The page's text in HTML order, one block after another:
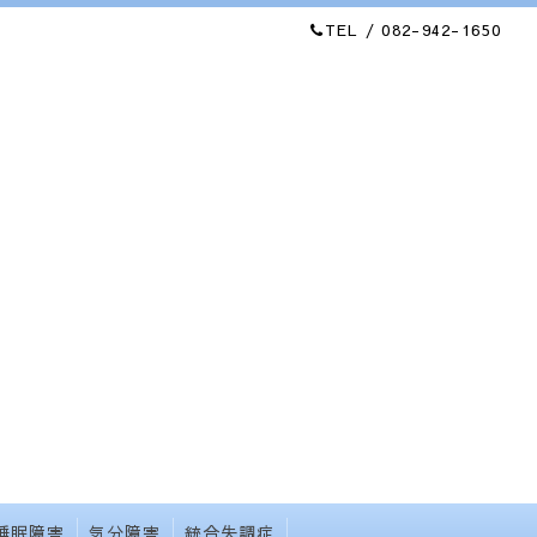
TEL / 082-942-1650
眠障害 気分障害 統合失調症